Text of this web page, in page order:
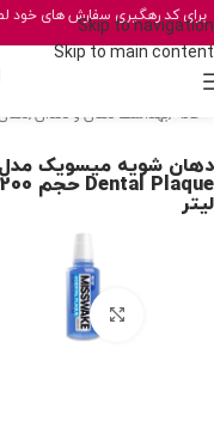
Skip to navigation
Skip to main content
برای کد رهگیری سفارش های خود
خانه /بهداشت دهان و دندان /
دهان شویه میسویک مدل
لیتر
برای